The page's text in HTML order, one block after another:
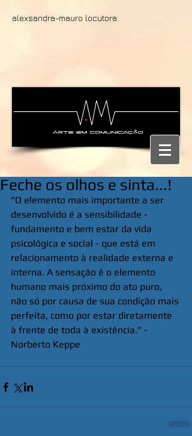
alexsandra-mauro locutora
Feche os olhos e sinta...!
"O elemento mais importante a ser
desenvolvido é a sensibilidade -
fundamento e bem estar da vida
psicológica e social - que está em
relacionamento à realidade externa e
interna. A sensação é o elemento
humano mais próximo do ato puro,
não só por causa de sua condição mais
perfeita, como por estar diretamente
à frente de toda à existência.” -
Norberto Keppe